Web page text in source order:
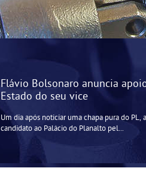
Flávio Bolsonaro anuncia
Estado do seu vice
Um dia após noticiar uma chapa pura do PL,
candidato ao Palácio do Planalto pel...